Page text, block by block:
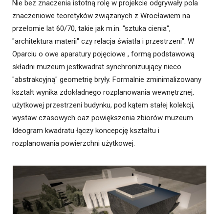
Nie bez znaczenia istotną rolę w projekcie odgrywały pola
znaczeniowe teoretyków związanych z Wrocławiem na
przełomie lat 60/70, takie jak m.in. "sztuka cienia",
"architektura materii" czy relacja światła i przestrzeni". W
Oparciu o owe aparatury pojęciowe , formą podstawową
składni muzeum jestkwadrat synchronizuujący nieco
"abstrakcyjną" geometrię bryły. Formalnie zminimalizowany
kształt wynika zdokładnego rozplanowania wewnętrznej,
użytkowej przestrzeni budynku, pod kątem stałej kolekcji,
wystaw czasowych oaz powiększenia zbiorów muzeum.
Ideogram kwadratu łączy koncepcję kształtu i
rozplanowania powierzchni użytkowej.